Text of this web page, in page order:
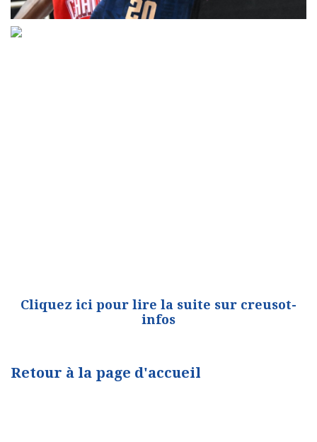
Cliquez ici pour lire la suite sur creusot-
infos
Retour à la page d'accueil